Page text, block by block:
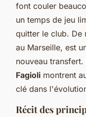
font couler
un temps de jeu
quitter le club. De
au Marseille, est
nouveau transfert.
Fagioli montrent
clé dans
Récit des